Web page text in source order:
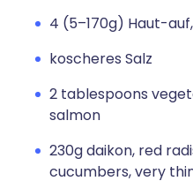
4 (5–170g) Haut-
koscheres Salz
2 tablespoons
salmon
230g daikon, red
cucumbers, very